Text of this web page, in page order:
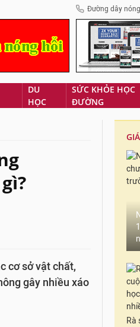
Đường dây
DU
HỌC
SỨC KHỎE HỌC
ĐƯỜNG
cơ sở vật chất,
gây nhiều xáo
Rà